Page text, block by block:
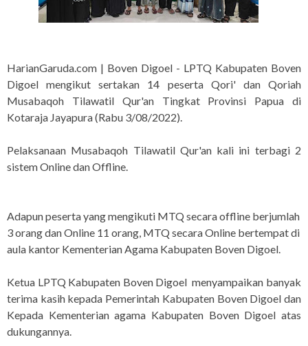
HarianGaruda.com | Boven Digoel - LPTQ Kabupaten Boven
Digoel mengikut sertakan 14 peserta Qori' dan Qoriah
Musabaqoh Tilawatil Qur'an Tingkat Provinsi Papua di
Kotaraja Jayapura (Rabu 3/08/2022).
Pelaksanaan Musabaqoh Tilawatil Qur'an kali ini terbagi 2
sistem Online dan Offline.
Adapun peserta yang mengikuti MTQ secara offline berjumlah
3 orang dan Online 11 orang, MTQ secara Online bertempat di
aula kantor Kementerian Agama Kabupaten Boven Digoel.
Ketua LPTQ Kabupaten Boven Digoel menyampaikan banyak
terima kasih kepada Pemerintah Kabupaten Boven Digoel dan
Kepada Kementerian agama Kabupaten Boven Digoel atas
dukungannya.